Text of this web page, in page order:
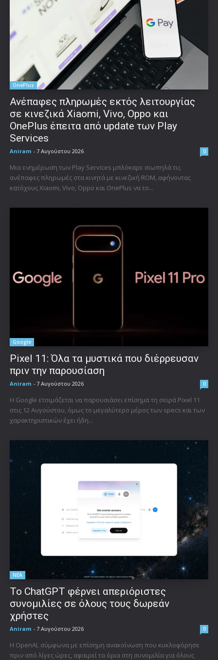
OnePlus
Ανέπαφες πληρωμές εκτός λειτουργίας
σε κινεζικά Xiaomi, Vivo, Oppo και
OnePlus έπειτα από update των Play
Services
Aniram - 7 Αυγούστου 2026 0
Μια ενημέρωση των Play Services μπλόκαρε σιωπηλά τις
ανέπαφες πληρωμές στα κινητά με κινεζική ROM, αφήνοντας
κατόχους Xiaomi, Vivo, Oppo και OnePlus να το...
Google
Pixel 11: Όλα τα μυστικά που διέρρευσαν
πριν την παρουσίαση
Aniram - 7 Αυγούστου 2026 0
Η Google ετοιμάζεται να παρουσιάσει επίσημα τη σειρά Pixel 11
στις 12 Αυγούστου, όμως το μεγαλύτερο μέρος των specs και των
χαρακτηριστικών έχει ήδη...
ΝΕΑ
Το ChatGPT φέρνει απεριόριστες
συνομιλίες σε όλους τους δωρεάν
χρήστες
Aniram - 7 Αυγούστου 2026 0
Η OpenAI, σύμφωνα με επίσημη ανακοίνωση που κυκλοφόρησε
πριν από λίγες ώρες, αφαιρεί τα όρια στη συνομιλία για όλους